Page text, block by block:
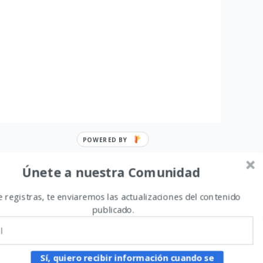
Únete a nuestra Comunidad
registras, te enviaremos las actualizaciones del contenido
publicado.
Sí, quiero recibir información cuando se
POWERED BY